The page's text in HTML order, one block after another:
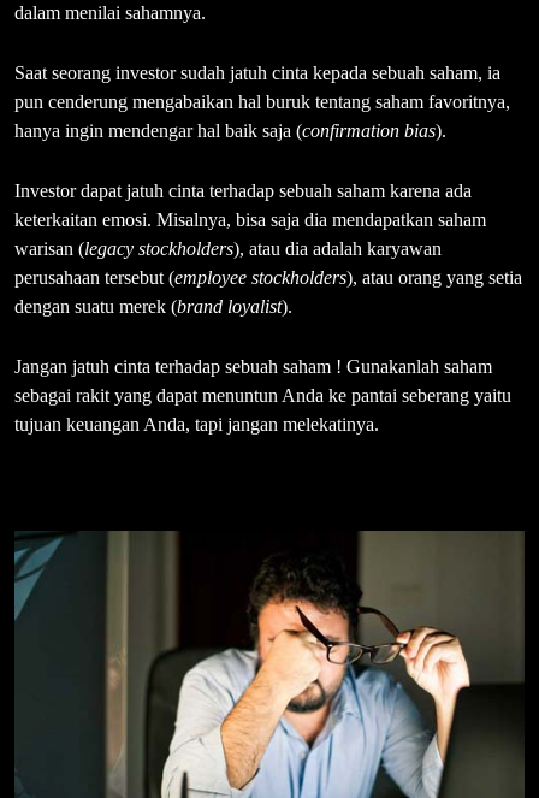
dalam menilai sahamnya.
Saat seorang investor sudah jatuh cinta kepada sebuah saham, ia
pun cenderung mengabaikan hal buruk tentang saham favoritnya,
hanya ingin mendengar hal baik saja (confirmation bias).
Investor dapat jatuh cinta terhadap sebuah saham karena ada
keterkaitan emosi. Misalnya, bisa saja dia mendapatkan saham
warisan (legacy stockholders), atau dia adalah karyawan
perusahaan tersebut (employee stockholders), atau orang yang setia
dengan suatu merek (brand loyalist).
Jangan jatuh cinta terhadap sebuah saham ! Gunakanlah saham
sebagai rakit yang dapat menuntun Anda ke pantai seberang yaitu
tujuan keuangan Anda, tapi jangan melekatinya.